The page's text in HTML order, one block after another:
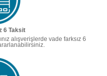
6 Taksit
alışverişlerde vade farksız 6